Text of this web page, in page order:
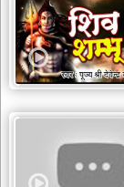
रानी
सती
दादी
भजन
rani
dadi
लाल